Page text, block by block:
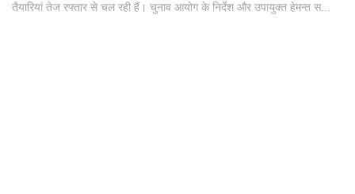
तैयारियां तेज रफ्तार से चल रही हैं। चुनाव आयोग के निर्देश और उपायुक्त हेमन्त स...